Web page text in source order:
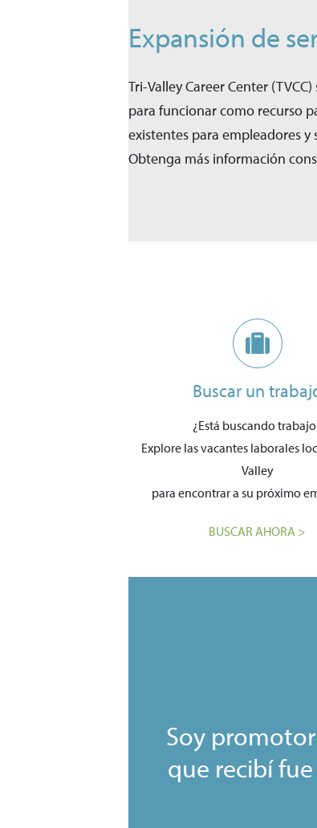
Expansión de
Tri-Valley Career Center
para funcionar como recurso
existentes para empleadores y
Obtenga más información
Buscar un
¿Está buscando
Explore las vacantes laborales
Valley
para encontrar a su próximo
BUSCAR AHORA >
Soy
que recibí